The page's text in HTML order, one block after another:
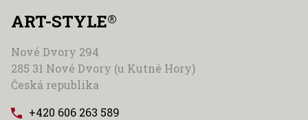
ART-STYLE®
Nové Dvory 294
285 31 Nové Dvory (u Kutné Hory)
Česká republika
+420 606 263 589